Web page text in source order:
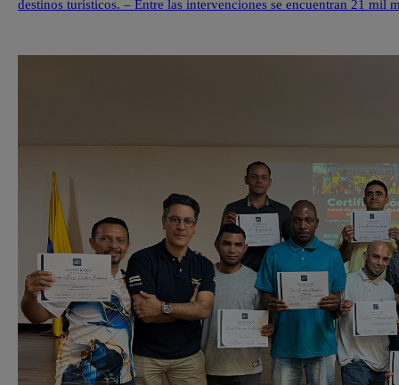
destinos turísticos. – Entre las intervenciones se encuentran 21 mil